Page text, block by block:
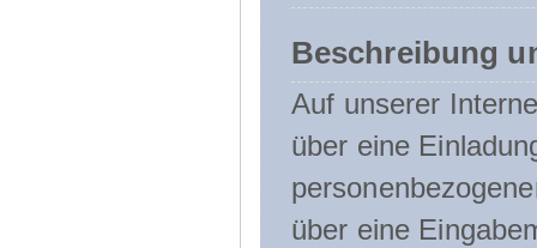
Beschreibung
Auf unserer
über eine
über eine